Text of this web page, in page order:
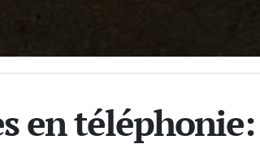
en téléphonie: